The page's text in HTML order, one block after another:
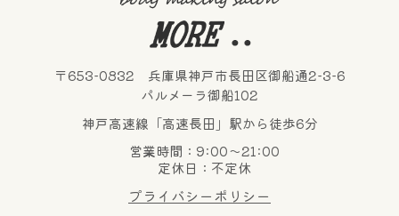
〒653-0832 兵庫県神戸市長田区御船通2-3-6
パルメーラ御船102
神戸高速線「高速長田」駅から徒歩6分
営業時間：9:00～21:00
定休日：不定休
プライバシーポリシー